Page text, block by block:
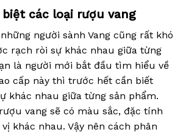
các loại rượu vang
người sành Vang cũng rất khó
rạch ròi sự khác nhau giữa từng
là người mới bắt đầu tìm hiểu về
cấp này thì trước hết cần biết
khác nhau giữa từng sản phẩm.
vang sẽ có màu sắc, đặc tính
khác nhau. Vậy nên cách phân